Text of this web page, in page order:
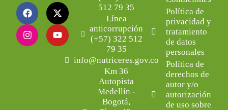
512 79 35
Línea
anticorrupción
(+57) 322 512
79 35
info@nutriceres.gov.co
Km 36
Autopista
Medellín -
Bogotá,
Política de
privacidad y
tratamiento
de datos
personales
Política de
derechos de
autor y/o
autorización
de uso sobre